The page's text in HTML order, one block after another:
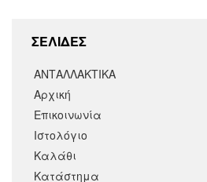
ΣΕΛΙΔΕΣ
ΑΝΤΑΛΛΑΚΤΙΚΑ
Αρχική
Επικοινωνία
Ιστολόγιο
Καλάθι
Κατάστημα